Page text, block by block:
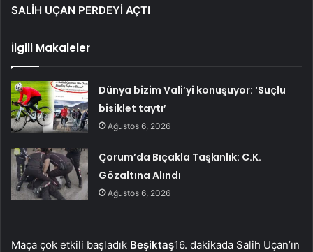
SALİH UÇAN PERDEYİ AÇTI
İlgili Makaleler
Dünya bizim Vali’yi konuşuyor: ‘Suçlu
bisiklet taytı’
Ağustos 6, 2026
Çorum’da Bıçakla Taşkınlık: C.K.
Gözaltına Alındı
Ağustos 6, 2026
Maça çok etkili başladık Beşiktaş16. dakikada Salih Uçan’ın